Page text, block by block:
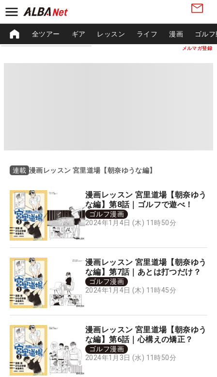
メルマガ登録
全ツアー ギア レッスン ライフ 漫画 ゴル
連載 漫画レッスン 宮里道場【朝奈ゆうな編】
漫画レッスン 宮里道場【朝奈ゆう
な編】第8話｜ゴルフで遊べ！
ゴルフ漫画
2024年1月4日 (木) 11時50分
漫画レッスン 宮里道場【朝奈ゆう
な編】第7話｜あとは打つだけ？
ゴルフ漫画
2024年1月4日 (木) 11時45分
漫画レッスン 宮里道場【朝奈ゆう
な編】第6話｜心構えの矯正？
ゴルフ漫画
2024年1月3日 (水) 11時50分